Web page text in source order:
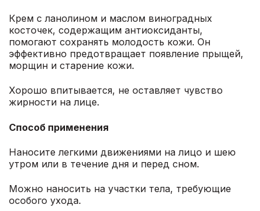
Крем с ланолином и маслом виноградных
косточек, содержащим антиоксиданты,
помогают сохранять молодость кожи. Он
эффективно предотвращает появление прыщей,
морщин и старение кожи.
Хорошо впитывается, не оставляет чувство
жирности на лице.
Способ применения
Наносите легкими движениями на лицо и шею
утром или в течение дня и перед сном.
Можно наносить на участки тела, требующие
особого ухода.